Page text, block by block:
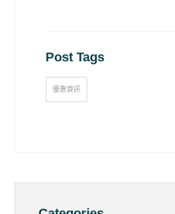
Post Tags
優惠資訊